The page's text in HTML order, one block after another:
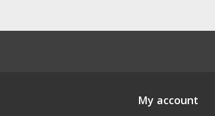
My account